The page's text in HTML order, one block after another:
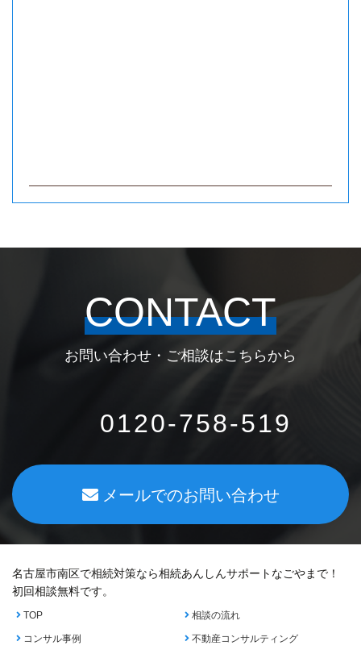
CONTACT
お問い合わせ・ご相談はこちらから
0120-758-519
メールでのお問い合わせ
名古屋市南区で相続対策なら相続あんしんサポートなごやまで！
初回相談無料です。
TOP 相談の流れ
コンサル事例 不動産コンサルティング